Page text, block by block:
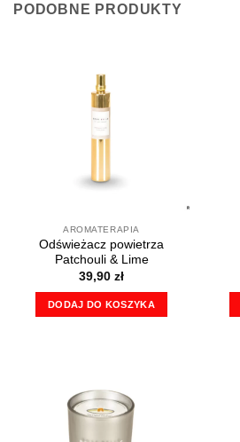
PODOBNE PRODUKTY
AROMATERAPIA
Odświeżacz powietrza
Patchouli & Lime
39,90 zł
DODAJ DO KOSZYKA